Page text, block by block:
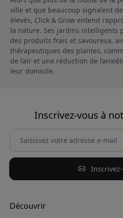
ville et que beaucoup signalent
élevés, Click & Grow entend
la nature. Ses jardins intelligents
des produits frais et savoureux,
thérapeutiques des plantes,
de l’air et une réduction de
leur domicile.
Inscrivez-vous à
Découvrir